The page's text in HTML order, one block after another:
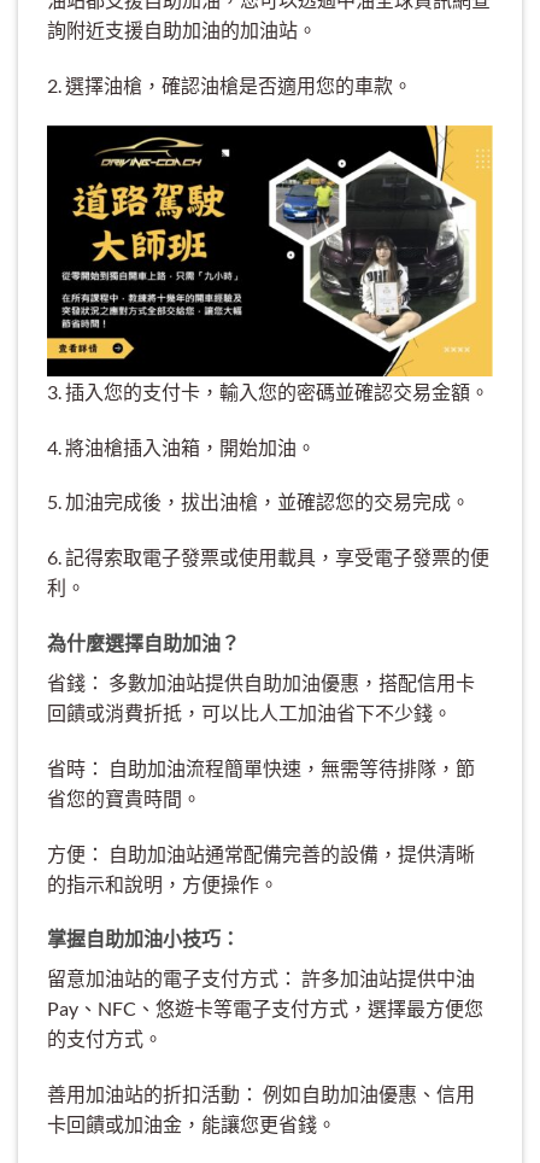
詢附近支援自助加油的加油站。
2. 選擇油槍，確認油槍是否適用您的車款。
3. 插入您的支付卡，輸入您的密碼並確認交易金額。
4. 將油槍插入油箱，開始加油。
5. 加油完成後，拔出油槍，並確認您的交易完成。
6. 記得索取電子發票或使用載具，享受電子發票的便
利。
為什麼選擇自助加油？
省錢： 多數加油站提供自助加油優惠，搭配信用卡
回饋或消費折抵，可以比人工加油省下不少錢。
省時： 自助加油流程簡單快速，無需等待排隊，節
省您的寶貴時間。
方便： 自助加油站通常配備完善的設備，提供清晰
的指示和說明，方便操作。
掌握自助加油小技巧：
留意加油站的電子支付方式： 許多加油站提供中油
Pay、NFC、悠遊卡等電子支付方式，選擇最方便您
的支付方式。
善用加油站的折扣活動： 例如自助加油優惠、信用
卡回饋或加油金，能讓您更省錢。